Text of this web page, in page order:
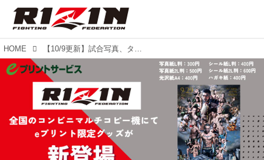
HOME 【10/9更新】試合写真、タイトルマッチポスターが新登場！コンビニでRIZIN.48の好きなデザインをプリントして手に入れよう！RIZIN×『eプリントサービス』